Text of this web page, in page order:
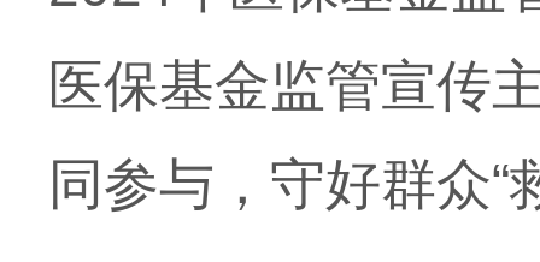
医保基金监管宣传
同参与，守好群众“